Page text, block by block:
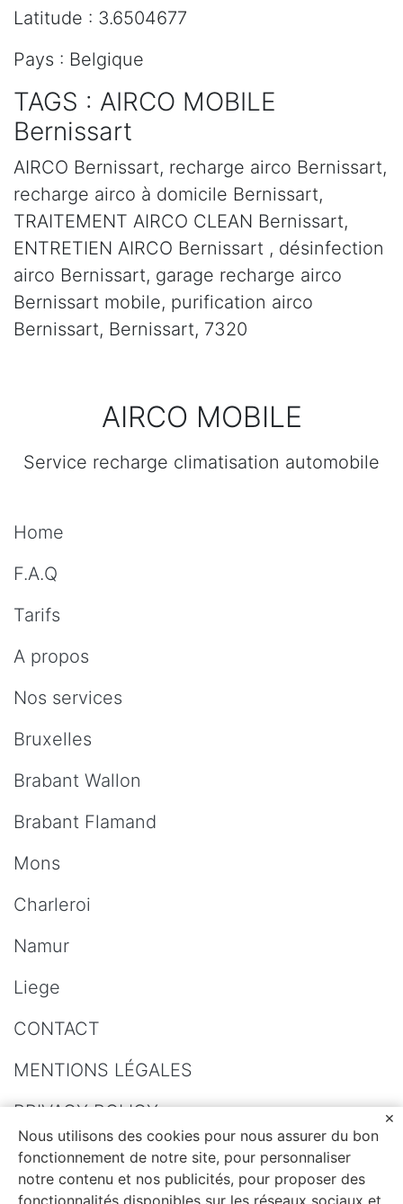
Latitude : 3.6504677
Pays : Belgique
TAGS : AIRCO MOBILE
Bernissart
AIRCO Bernissart, recharge airco Bernissart,
recharge airco à domicile Bernissart,
TRAITEMENT AIRCO CLEAN Bernissart,
ENTRETIEN AIRCO Bernissart , désinfection
airco Bernissart, garage recharge airco
Bernissart mobile, purification airco
Bernissart, Bernissart, 7320
AIRCO MOBILE
Service recharge climatisation automobile
Home
F.A.Q
Tarifs
A propos
Nos services
Bruxelles
Brabant Wallon
Brabant Flamand
Mons
Charleroi
Namur
Liege
CONTACT
MENTIONS LÉGALES
PRIVACY POLICY
SITEMAP
Nous utilisons des cookies pour nous assurer du bon
fonctionnement de notre site, pour personnaliser
notre contenu et nos publicités, pour proposer des
fonctionnalités disponibles sur les réseaux sociaux et